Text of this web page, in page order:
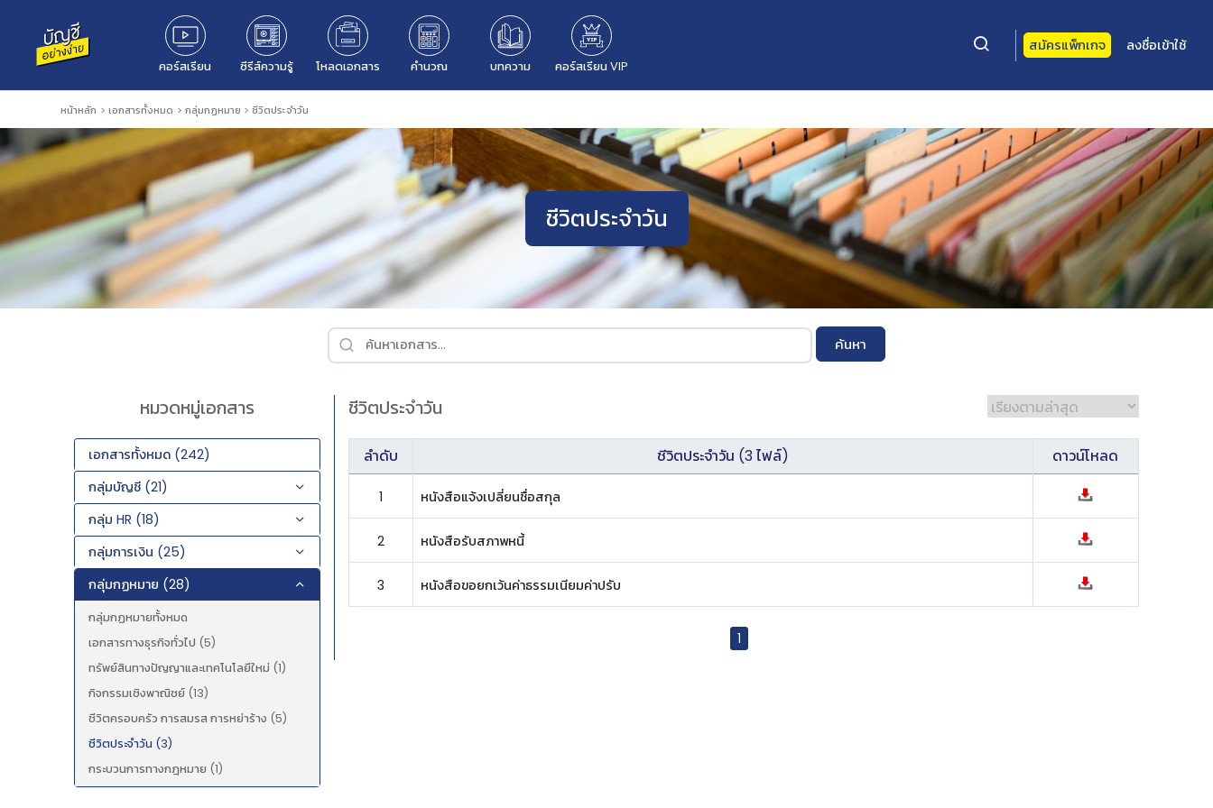
คอร์สเรียน ซีรีส์ความรู้ โหลดเอกสาร คำนวณ บทความ คอร์สเรียน VIP
สมัครแพ็กเกจ ลงชื่อเข้าใช้
หน้าหลัก >เอกสารทั้งหมด >กลุ่มกฏหมาย >ชีวิตประจำวัน
ชีวิตประจำวัน
ค้นหา
หมวดหมู่เอกสาร
เอกสารทั้งหมด (242)
กลุ่มบัญชี (21)
กลุ่ม HR (18)
กลุ่มการเงิน (25)
กลุ่มกฏหมาย (28)
กลุ่มกฏหมายทั้งหมด
เอกสารทางธุรกิจทั่วไป (5)
ทรัพย์สินทางปัญญาและเทคโนโลยีใหม่ (1)
กิจกรรมเชิงพาณิชย์ (13)
ชีวิตครอบครัว การสมรส การหย่าร้าง (5)
ชีวิตประจำวัน (3)
กระบวนการทางกฎหมาย (1)
ชีวิตประจำวัน
ลำดับ ชีวิตประจำวัน (3 ไฟล์) ดาวน์โหลด
1 หนังสือแจ้งเปลี่ยนชื่อสกุล
2 หนังสือรับสภาพหนี้
3 หนังสือขอยกเว้นค่าธรรมเนียมค่าปรับ
1